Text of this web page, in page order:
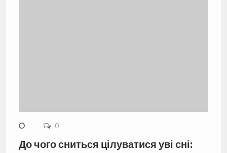
0
До чого сниться цілуватися уві сні: